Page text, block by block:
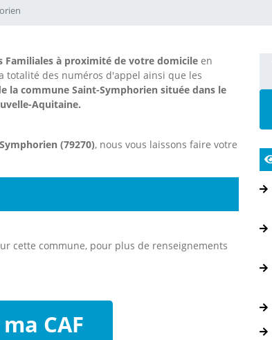
Familiales à proximité de votre domicile en
totalité des numéros d'appel ainsi que les
la commune Saint-Symphorien située dans le
Aquitaine.
(79270), nous vous laissons faire votre
cette commune, pour plus de renseignements
CAF